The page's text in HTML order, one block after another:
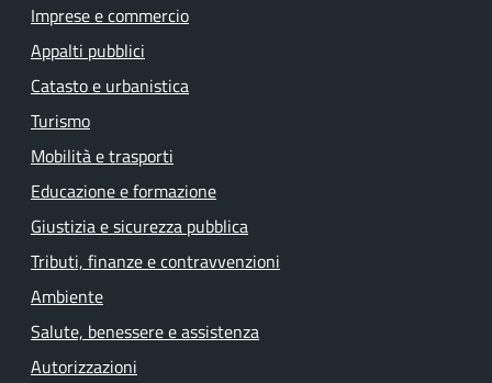
Imprese e commercio
Appalti pubblici
Catasto e urbanistica
Turismo
Mobilità e trasporti
Educazione e formazione
Giustizia e sicurezza pubblica
Tributi, finanze e contravvenzioni
Ambiente
Salute, benessere e assistenza
Autorizzazioni